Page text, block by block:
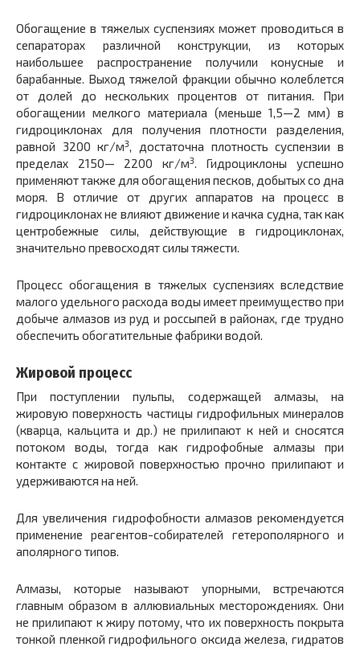
Обогащение в тяжелых суспензиях может проводиться в
сепараторах различной конструкции, из которых
наибольшее распространение получили конусные и
барабанные. Выход тяжелой фракции обычно колеблется
от долей до нескольких процентов от питания. При
обогащении мелкого материала (меньше 1,5—2 мм) в
гидроциклонах для получения плотности разделения,
равной 3200 кг/м3, достаточна плотность суспензии в
пределах 2150— 2200 кг/м3. Гидроциклоны успешно
применяют также для обогащения песков, добытых со дна
моря. В отличие от других аппаратов на процесс в
гидроциклонах не влияют движение и качка судна, так как
центробежные силы, действующие в гидроциклонах,
значительно превосходят силы тяжести.
Процесс обогащения в тяжелых суспензиях вследствие
малого удельного расхода воды имеет преимущество при
добыче алмазов из руд и россыпей в районах, где трудно
обеспечить обогатительные фабрики водой.
Жировой процесс
При поступлении пульпы, содержащей алмазы, на
жировую поверхность частицы гидрофильных минералов
(кварца, кальцита и др.) не прилипают к ней и сносятся
потоком воды, тогда как гидрофобные алмазы при
контакте с жировой поверхностью прочно прилипают и
удерживаются на ней.
Для увеличения гидрофобности алмазов рекомендуется
применение реагентов-собирателей гетерополярного и
аполярного типов.
Алмазы, которые называют упорными, встречаются
главным образом в аллювиальных месторождениях. Они
не прилипают к жиру потому, что их поверхность покрыта
тонкой пленкой гидрофильного оксида железа, гидратов